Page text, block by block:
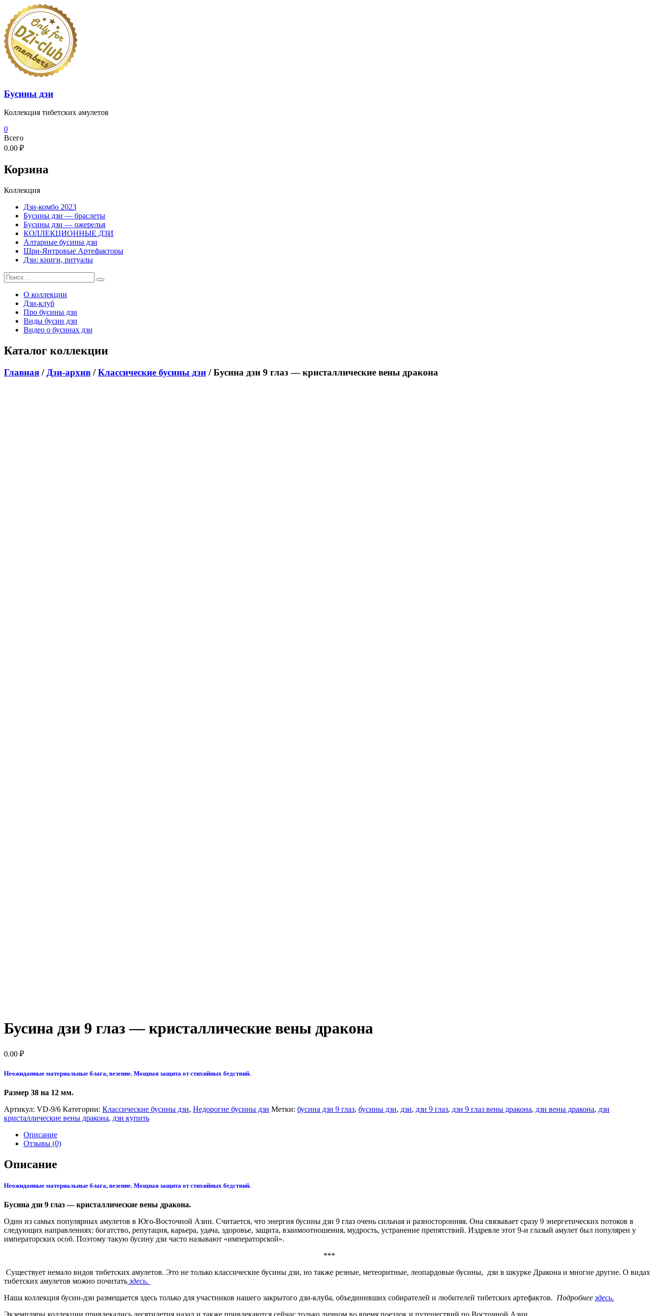
Перейти
содержимому
Бусины дзи
Коллекция тибетских амулетов
0
Всего
0.00 ₽
Корзина
Коллекция
Дзи-комбо 2023
Бусины дзи — браслеты
Бусины дзи — ожерелья
КОЛЛЕКЦИОННЫЕ ДЗИ
Алтарные бусины дзи
Шри-Янтровые Артефакторы
Дзи: книги, ритуалы
О коллекции
Дзи-клуб
Про бусины дзи
Виды бусин дзи
Видео о бусинах дзи
Каталог коллекции
Главная / Дзи-архив /Классические бусины дзи / Бусина дзи 9 глаз — кристаллические вены дракона
Бусина дзи 9 глаз — кристаллические вены дракона
0.00 ₽
Неожиданные материальные блага, везение. Мощная защита от стихийных бедствий.
Размер 38 на 12 мм.
Артикул: VD-9/6 Категории: Классические бусины дзи, Недорогие бусины дзи Метки: бусина дзи 9 глаз, бусины дзи, дзи, дзи 9 глаз, дзи 9 глаз вены дракона, дзи вены дракона, дзи
кристаллические вены дракона, дзи купить
Описание
Отзывы (0)
Описание
Неожиданные материальные блага, везение. Мощная защита от стихийных бедствий.
Бусина дзи 9 глаз — кристаллические вены дракона.
Один из самых популярных амулетов в Юго-Восточной Азии. Считается, что энергия бусины дзи 9 глаз очень сильная и разносторонняя. Она связывает сразу 9 энергетических потоков в
следующих направлениях: богатство, репутация, карьера, удача, здоровье, защита, взаимоотношения, мудрость, устранение препятствий. Издревле этот 9-и глазый амулет был популярен у
императорских особ. Поэтому такую бусину дзи часто называют «императорской».
***
Существует немало видов тибетских амулетов. Это не только классические бусины дзи, но также резные, метеоритные, леопардовые бусины, дзи в шкурке Дракона и многие другие. О видах
тибетских амулетов можно почитатьздесь.
Наша коллекция бусин-дзи размещается здесь только для участников нашего закрытого дзи-клуба, объединивших собирателей и любителей тибетских артефактов. Подробнеездесь.